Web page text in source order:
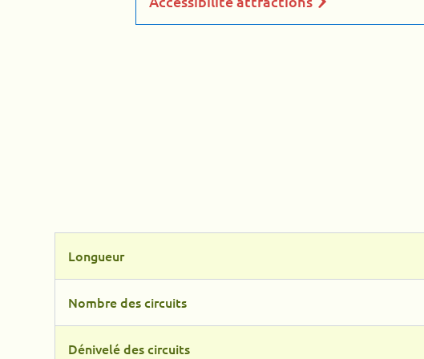
Longueur
Nombre des circuits
Dénivelé des circuits